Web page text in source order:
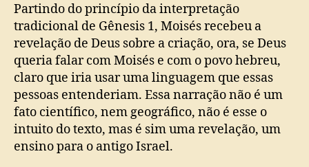
Partindo do princípio da interpretação
tradicional de Gênesis 1, Moisés recebeu a
revelação de Deus sobre a criação, ora, se Deus
queria falar com Moisés e com o povo hebreu,
claro que iria usar uma linguagem que essas
pessoas entenderiam. Essa narração não é um
fato científico, nem geográfico, não é esse o
intuito do texto, mas é sim uma revelação, um
ensino para o antigo Israel.